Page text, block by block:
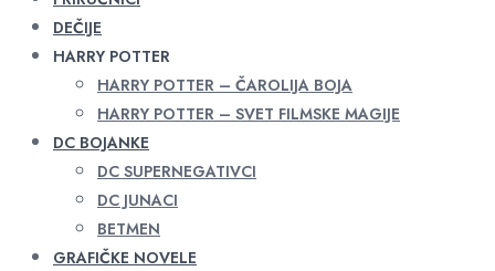
DEČIJE
HARRY POTTER
HARRY POTTER – ČAROLIJA BOJA
HARRY POTTER – SVET FILMSKE MAGIJE
DC BOJANKE
DC SUPERNEGATIVCI
DC JUNACI
BETMEN
GRAFIČKE NOVELE